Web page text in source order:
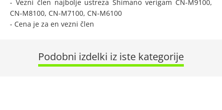
- Vezni člen najbolje ustreza Shimano verigam CN-M9100,
CN-M8100, CN-M7100, CN-M6100
- Cena je za en vezni člen
Podobni izdelki iz iste kategorije